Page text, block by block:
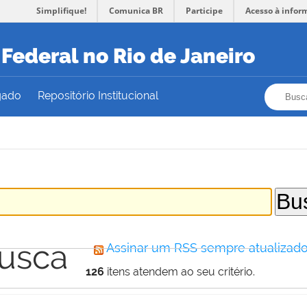
Simplifique! Comunica BR Participe Acesso à
no Rio de Janeiro
Repositório Institucional
Assinar um RSS sempre
126 itens atendem ao seu critério.